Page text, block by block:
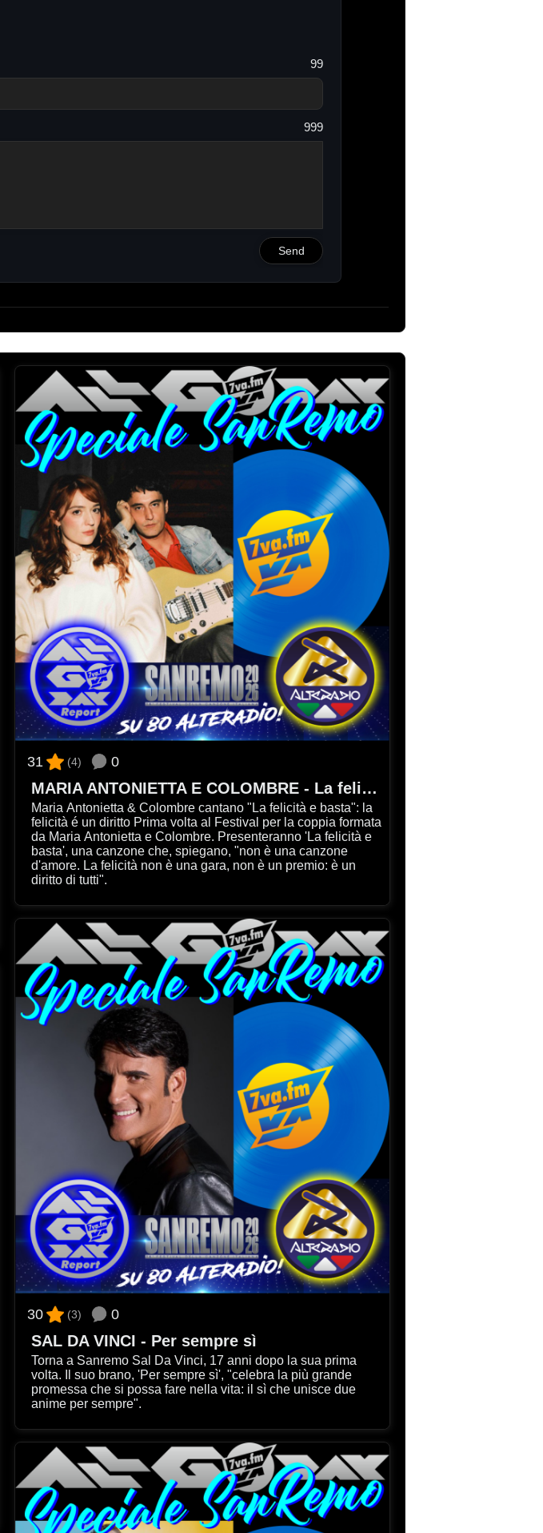
99
999
Send
31 (4) 0
MARIA ANTONIETTA E COLOMBRE - La felicità e basta
Maria Antonietta & Colombre cantano "La felicità e basta": la
felicità é un diritto Prima volta al Festival per la coppia formata
da Maria Antonietta e Colombre. Presenteranno 'La felicità e
basta', una canzone che, spiegano, "non è una canzone
d'amore. La felicità non è una gara, non è un premio: è un
diritto di tutti".
30 (3) 0
SAL DA VINCI - Per sempre sì
Torna a Sanremo Sal Da Vinci, 17 anni dopo la sua prima
volta. Il suo brano, 'Per sempre sì', "celebra la più grande
promessa che si possa fare nella vita: il sì che unisce due
anime per sempre".